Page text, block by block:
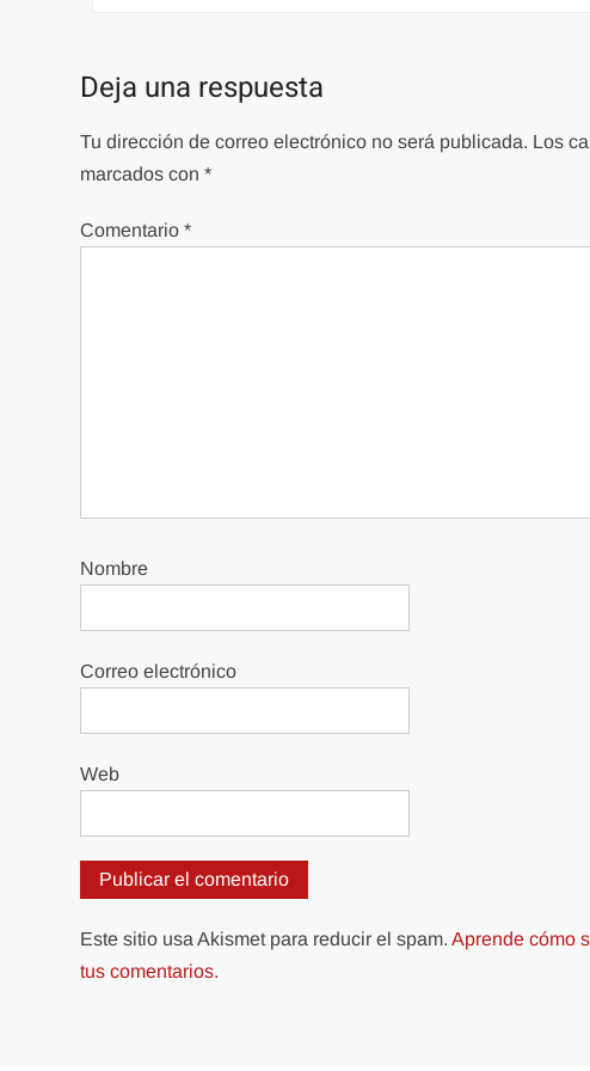
entradas
Deja una respuesta
Tu dirección de correo electrónico no será publicada. Los
marcados con*
Comentario*
Nombre
Correo electrónico
Web
Este sitio usa Akismet para reducir el spam.Aprende cómo
tus comentarios.